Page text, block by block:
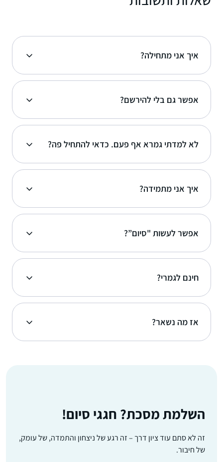
איך אני מתחילה?
אפשר גם בלי להירשם?
לא למדתי גמרא אף פעם. כדאי להתחיל פה?
איך אני מתמידה?
אפשר לעשות "סיום”?
חינם לגמרי?
אז מה נשאר?
השלמת מסכת? חגגי סיום!
זה לא סתם עוד ציון דרך – זה רגע של ניצחון והתמדה, של עומק,
של חיבור.